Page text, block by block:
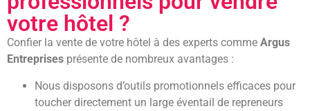
votre hôtel ?
Confier la vente de votre hôtel à des experts comme Argus
Entreprises présente de nombreux avantages :
Nous disposons d’outils promotionnels efficaces pour
toucher directement un large éventail de repreneurs